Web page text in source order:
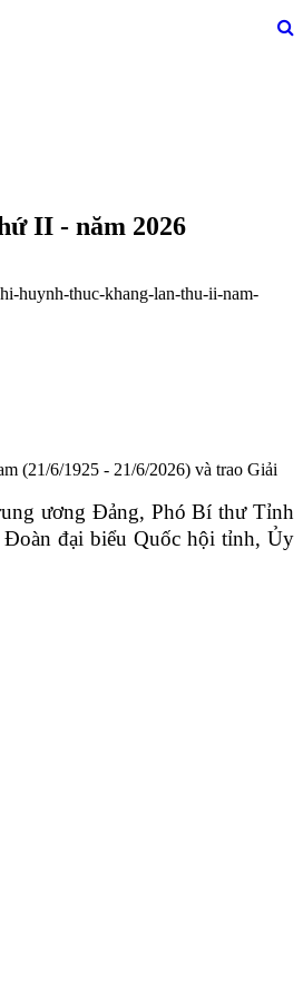
II - năm 2026
huynh-thuc-khang-lan-thu-ii-nam-
(21/6/1925 - 21/6/2026) và trao Giải
ương Đảng, Phó Bí thư Tỉnh
đại biểu Quốc hội tỉnh, Ủy